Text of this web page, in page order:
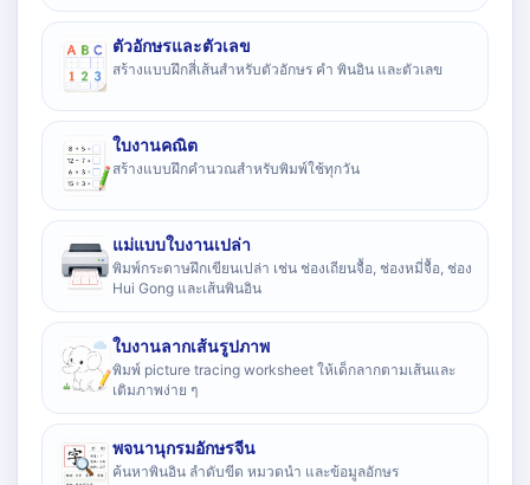
ตัวอักษรและตัวเลข
สร้างแบบฝึกสี่เส้นสำหรับตัวอักษร คำ พินอิน และตัวเลข
ใบงานคณิต
สร้างแบบฝึกคำนวณสำหรับพิมพ์ใช้ทุกวัน
แม่แบบใบงานเปล่า
พิมพ์กระดาษฝึกเขียนเปล่า เช่น ช่องเถียนจื้อ, ช่องหมี่จื้อ, ช่อง
Hui Gong และเส้นพินอิน
ใบงานลากเส้นรูปภาพ
พิมพ์ picture tracing worksheet ให้เด็กลากตามเส้นและ
เติมภาพง่าย ๆ
พจนานุกรมอักษรจีน
ค้นหาพินอิน ลำดับขีด หมวดนำ และข้อมูลอักษร